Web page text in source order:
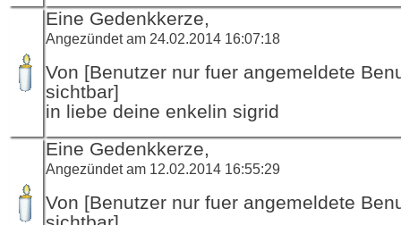
Eine Gedenkkerze,
Angezündet am 24.02.2014 16:07:18
Von [Benutzer nur fuer angemeldete
sichtbar]
in liebe deine enkelin sigrid
Eine Gedenkkerze,
Angezündet am 12.02.2014 16:55:29
Von [Benutzer nur fuer angemeldete